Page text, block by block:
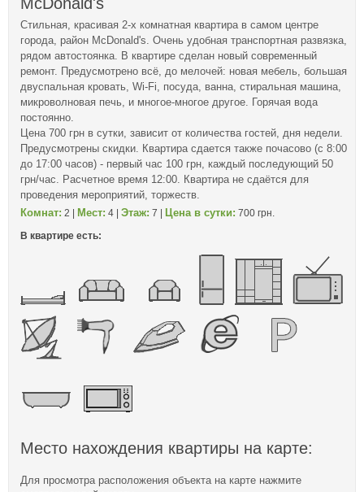
Стильная, красивая 2-х комнатная квартира в самом центре
города, район McDonald's. Очень удобная транспортная развязка,
рядом автостоянка. В квартире сделан новый современный
ремонт. Предусмотрено всё, до мелочей: новая мебель, большая
двуспальная кровать, Wi-Fi, посуда, ванна, стиральная машина,
микроволновая печь, и многое-многое другое. Горячая вода
постоянно.
Цена 700 грн в сутки, зависит от количества гостей, дня недели.
Предусмотрены скидки. Квартира сдается также почасово (с 8:00
до 17:00 часов) - первый час 100 грн, каждый последующий 50
грн/час. Расчетное время 12:00. Квартира не сдаётся для
проведения мероприятий, торжеств.
Комнат: 2 | Мест: 4 | Этаж: 7 | Цена в сутки: 700 грн.
В квартире есть:
Место нахождения квартиры на карте:
Для просмотра расположения объекта на карте нажмите